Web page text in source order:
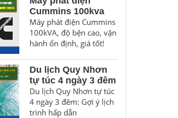
Cummins 100kva
Máy phát điện Cummins
100kVA, độ bện cao, vận
hành ổn định, giá tốt!
Du lịch Quy Nhơn
tự túc 4 ngày 3 đêm
Du lịch Quy Nhơn tự túc
4 ngày 3 đêm: Gợi ý lịch
trình hấp dẫn